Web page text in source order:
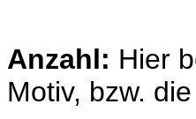
Anzahl: Hier
Motiv, bzw.